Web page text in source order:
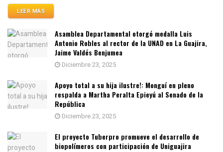
LEER MÁS
Asamblea Departamental otorgó medalla Luis
Antonio Robles al rector de la UNAD en La Guajira,
Jaime Valdés Benjumea
Diciembre 23, 2025
Apoyo total a su hija ilustre!: Monguí en pleno
respalda a Martha Peralta Epieyú al Senado de la
República
Diciembre 23, 2025
El proyecto Tuberpro promueve el desarrollo de
biopolímeros con participación de Uniguajira